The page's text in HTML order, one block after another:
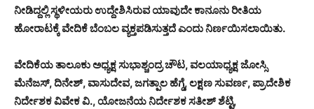
ನೀಡಿದ್ದಲ್ಲಿ ಸ್ಥಳೀಯರು ಉದ್ದೇಶಿಸಿರುವ ಯಾವುದೇ ಕಾನೂನು ರೀತಿಯ
ಹೋರಾಟಕ್ಕೆ ವೇದಿಕೆ ಬೆಂಬಲ ವ್ಯಕ್ತಪಡಿಸುತ್ತದೆ ಎಂದು ನಿರ್ಣಯಿಸಲಾಯಿತು.
ವೇದಿಕೆಯ ತಾಲೂಕು ಅಧ್ಯಕ್ಷ ಸುಭಾಶ್ಚಂದ್ರ ಚೌಟ, ವಲಯಾಧ್ಯಕ್ಷ ಜೋಸ್ಸಿ
ಮೆನೆಜಸ್, ದಿನೇಶ್, ವಾಸುದೇವ, ಜಗತ್ಪಾಲ ಹೆಗ್ಡೆ, ಲಕ್ಷಣ ಸುವರ್ಣ, ಪ್ರಾದೇಶಿಕ
ನಿರ್ದೇಶಕ ವಿವೇಕ ವಿ., ಯೋಜನೆಯ ನಿರ್ದೇಶಕ ಸತೀಶ್ ಶೆಟ್ಟಿ,